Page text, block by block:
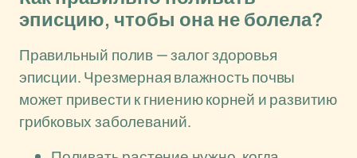
эписцию, чтобы она не болела?
Правильный полив — залог здоровья
эписции. Чрезмерная влажность почвы
может привести к гниению корней и развитию
грибковых заболеваний.